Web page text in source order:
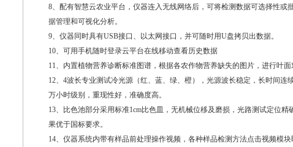
8、配有智慧云农业平台，仪器连入无线网络后，可将检测数据可选择性或
据管理和可视化分析。
9、仪器同时具有USB接口、以太网接口，并可随时用U盘拷贝出数据。
10、可用手机随时登录云平台在线移动查看历史数据
11、内置植物营养诊断标准图谱，根据各农作物营养缺失的图片，进行叶
12、4波长专业测试冷光源（红、蓝、绿、橙），光源波长稳定，长时间连
万小时级别，重现性好，准确度高。
13、比色池部分采用标准1cm比色皿，无机械位移及磨损，光路测试定位
果优于国标要求。
14、仪器系统内带有样品前处理操作视频，各种样品检测方法点击视频模